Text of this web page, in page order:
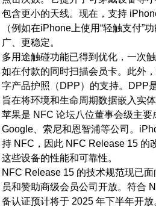
包含更小的天线。现在，支持
（例如在iPhone上使用“轻触支付”
广、更稳定。
多用途触碰功能已得到优化，一次
如在付款的同时扫描会员卡。此外
字产品护照（DPP）的支持。DPP
旨在将环境和生命周期数据嵌入实体
苹果是 NFC 论坛八位董事会级主
Google、索尼和恩智浦等公司。
持 NFC，因此 NFC Release 15 的
这些设备的性能和可靠性。
NFC Release 15 的技术规范现已
员和赞助商级会员公司开放。符合
备认证预计将于 2025 年下半年开放